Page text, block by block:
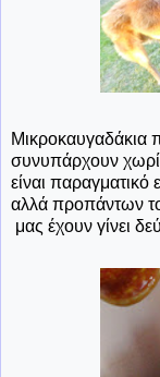
Μικροκαυγαδάκια
συνυπάρχουν
είναι παραγματικό
αλλά προπάντων
μας έχουν γίνει